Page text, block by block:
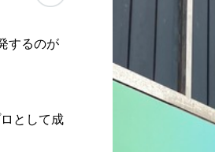
するのが
として成